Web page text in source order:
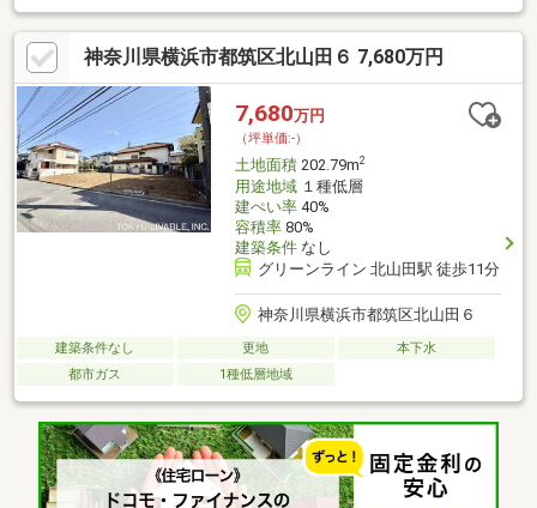
◆第一種低層住居専用地域の落ち着いた住宅街◆北側公道約6mに
接道し、車の出し入れもスムーズ◆スーパー・コンビニ・公園・
小学校が徒歩圏内に揃う住環境ぜひ一度現地で、広さ・街並みを
ぜひご体感ください！
神奈川県横浜市都筑区北山田６ 7,680万円
7,680万円
（坪単価:-）
土地面積202.79m2
用途地域１種低層
建ぺい率40%
容積率80%
建築条件なし
グリーンライン 北山田駅 徒歩11分
神奈川県横浜市都筑区北山田６
建築条件なし 更地
本下水
都市ガス
1種低層地域